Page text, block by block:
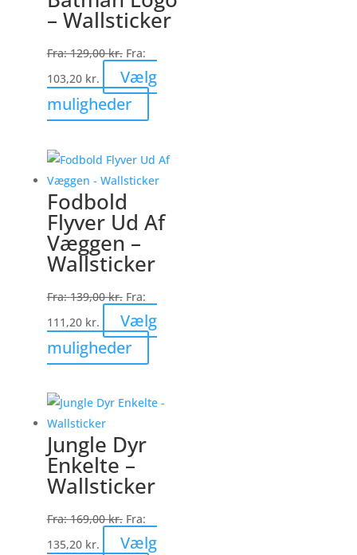
– Wallsticker
Fra:129,00kr. Fra:
103,20 kr.
Vælg
muligheder
vare
flere
varianter.
kan
på
Fodbold
Flyver Ud Af
Væggen –
Wallsticker
Fra:139,00kr. Fra:
111,20 kr.
Vælg
muligheder
vare
flere
vælges
varesiden
Jungle Dyr
Enkelte –
Wallsticker
Fra:169,00kr. Fra:
135,20 kr.
Vælg